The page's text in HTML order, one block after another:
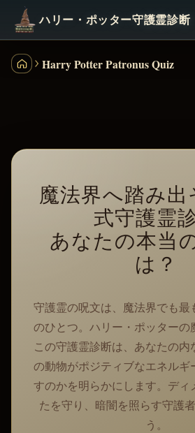
ハリー・ポッター守護霊診断
ハリー・ポッター寮診断
Harry Potter Patronus Quiz
魔法界へ踏み出
式守護霊
あなたの本当
は？
守護霊の呪文は、魔法界でも最
のひとつ。ハリー・ポッターの
この守護霊診断は、あなたの
の動物がポジティブなエネルギ
すのかを明らかにします。ディ
たを守り、暗闇を照らす守護
う。